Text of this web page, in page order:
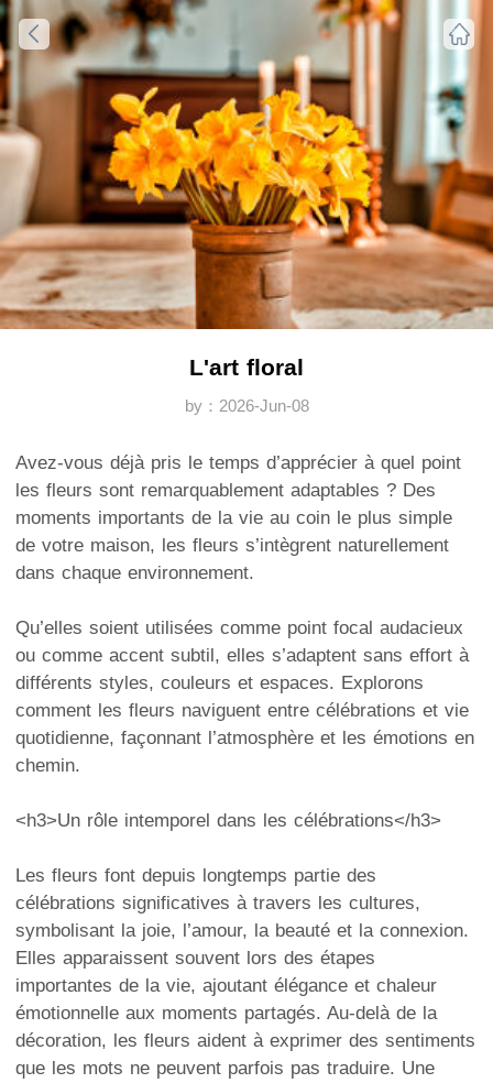
L'art floral
by：2026-Jun-08
Avez-vous déjà pris le temps d’apprécier à quel point
les fleurs sont remarquablement adaptables ? Des
moments importants de la vie au coin le plus simple
de votre maison, les fleurs s’intègrent naturellement
dans chaque environnement.
Qu’elles soient utilisées comme point focal audacieux
ou comme accent subtil, elles s’adaptent sans effort à
différents styles, couleurs et espaces. Explorons
comment les fleurs naviguent entre célébrations et vie
quotidienne, façonnant l’atmosphère et les émotions en
chemin.
<h3>Un rôle intemporel dans les célébrations</h3>
Les fleurs font depuis longtemps partie des
célébrations significatives à travers les cultures,
symbolisant la joie, l’amour, la beauté et la connexion.
Elles apparaissent souvent lors des étapes
importantes de la vie, ajoutant élégance et chaleur
émotionnelle aux moments partagés. Au-delà de la
décoration, les fleurs aident à exprimer des sentiments
que les mots ne peuvent parfois pas traduire. Une